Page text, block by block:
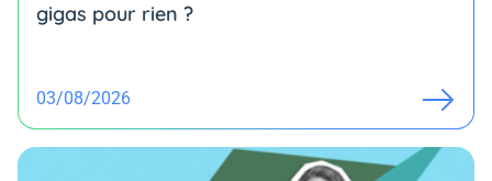
gigas pour rien ?
03/08/2026